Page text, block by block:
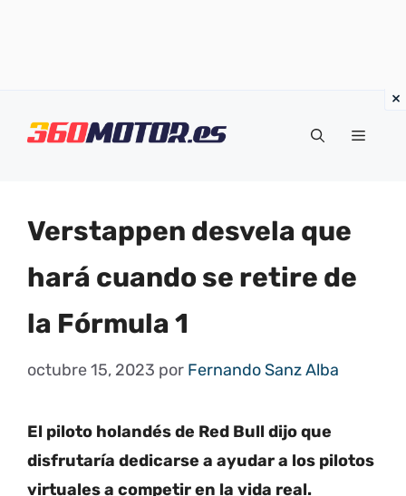
Menú
Verstappen desvela que
hará cuando se retire de
la Fórmula 1
octubre 15, 2023 por Fernando Sanz Alba
El piloto holandés de Red Bull dijo que
disfrutaría dedicarse a ayudar a los pilotos
virtuales a competir en la vida real.